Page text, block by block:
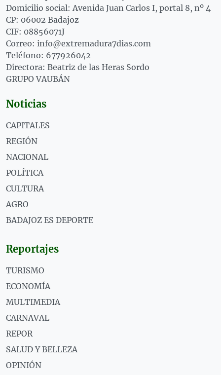
Domicilio social: Avenida Juan Carlos I, portal 8, nº 4
CP: 06002 Badajoz
CIF: 08856071J
Correo: info@extremadura7dias.com
Teléfono: 677926042
Directora: Beatriz de las Heras Sordo
GRUPO VAUBÁN
Noticias
CAPITALES
REGIÓN
NACIONAL
POLÍTICA
CULTURA
AGRO
BADAJOZ ES DEPORTE
Reportajes
TURISMO
ECONOMÍA
MULTIMEDIA
CARNAVAL
REPOR
SALUD Y BELLEZA
OPINIÓN